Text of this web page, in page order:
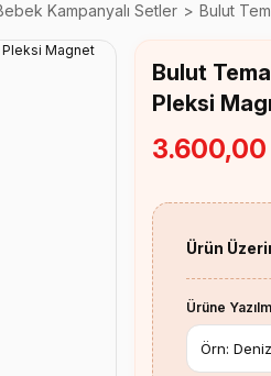
Kampanyalı Setler Bulut
Bulut
Pleksi
3.600,00
Ürün
Ürüne